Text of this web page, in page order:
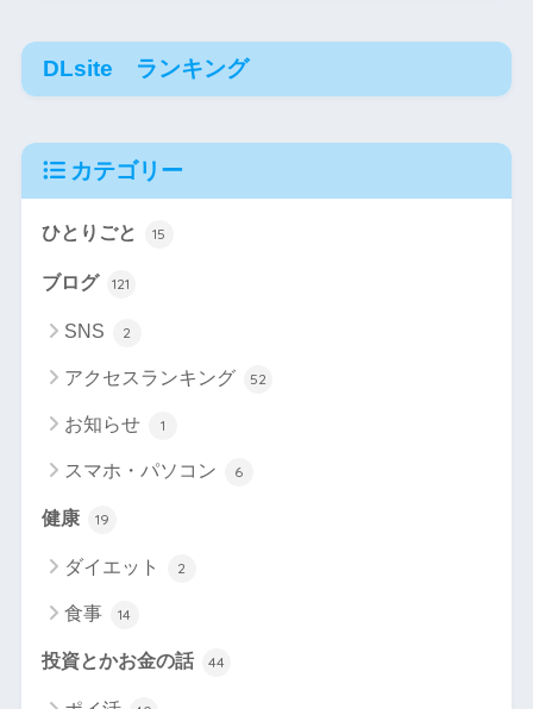
DLsite ランキング
カテゴリー
ひとりごと 15
ブログ 121
SNS 2
アクセスランキング 52
お知らせ 1
スマホ・パソコン 6
健康 19
ダイエット 2
食事 14
投資とかお金の話 44